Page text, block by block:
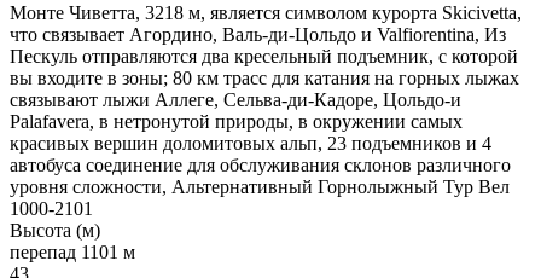
Монте Чиветта, 3218 м, является символом курорта Skicivetta,
что связывает Агордино, Валь-ди-Цольдо и Valfiorentina, Из
Пескуль отправляются два кресельный подъемник, с которой
вы входите в зоны; 80 км трасс для катания на горных лыжах
связывают лыжи Аллеге, Сельва-ди-Кадоре, Цольдо-и
Palafavera, в нетронутой природы, в окружении самых
красивых вершин доломитовых альп, 23 подъемников и 4
автобуса соединение для обслуживания склонов различного
уровня сложности, Альтернативный Горнолыжный Тур Вел
1000-2101
Высота (м)
перепад 1101 м
43